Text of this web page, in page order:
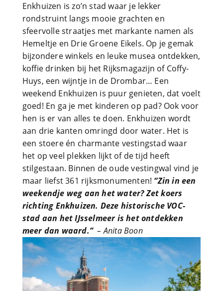
Enkhuizen is zo’n stad waar je lekker
rondstruint langs mooie grachten en
sfeervolle straatjes met markante namen als
Hemeltje en Drie Groene Eikels. Op je gemak
bijzondere winkels en leuke musea ontdekken,
koffie drinken bij het Rijksmagazijn of Coffy-
Huys, een wijntje in de Drombar… Een
weekend Enkhuizen is puur genieten, dat voelt
goed! En ga je met kinderen op pad? Ook voor
hen is er van alles te doen. Enkhuizen wordt
aan drie kanten omringd door water. Het is
een stoere én charmante vestingstad waar
het op veel plekken lijkt of de tijd heeft
stilgestaan. Binnen de oude vestingwal vind je
maar liefst 361 rijksmonumenten! “Zin in een
weekendje weg aan het water? Zet koers
richting Enkhuizen. Deze historische VOC-
stad aan het IJsselmeer is het ontdekken
meer dan waard.”–Anita Boon